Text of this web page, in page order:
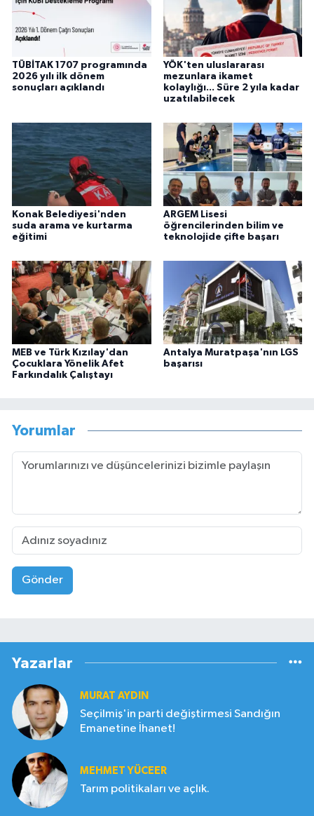
TÜBİTAK 1707 programında
2026 yılı ilk dönem
sonuçları açıklandı
YÖK'ten uluslararası
mezunlara ikamet
kolaylığı... Süre 2 yıla kadar
uzatılabilecek
Konak Belediyesi'nden
suda arama ve kurtarma
eğitimi
ARGEM Lisesi
öğrencilerinden bilim ve
teknolojide çifte başarı
MEB ve Türk Kızılay'dan
Çocuklara Yönelik Afet
Farkındalık Çalıştayı
Antalya Muratpaşa'nın LGS
başarısı
Yorumlar
Gönder
Yazarlar
MURAT AYDIN
Seçilmiş'in parti değiştirmesi Sandığın
Emanetine İhanet!
MEHMET YÜCEER
Tarım politikaları ve açlık.